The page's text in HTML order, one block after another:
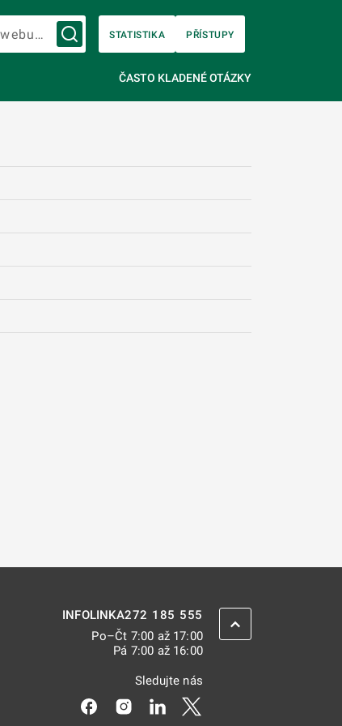
Vyhledávání na webu…
STATISTIKA PŘÍSTUPY
ČASTO KLADENÉ OTÁZKY
INFOLINKA272 185 555
Po–Čt 7:00 až 17:00
Pá 7:00 až 16:00
Sledujte nás
Odkaz se otevře na nové kartě
Odkaz se otevře na nové kartě
Odkaz se otevře na nové
ZPĚT NAHORU